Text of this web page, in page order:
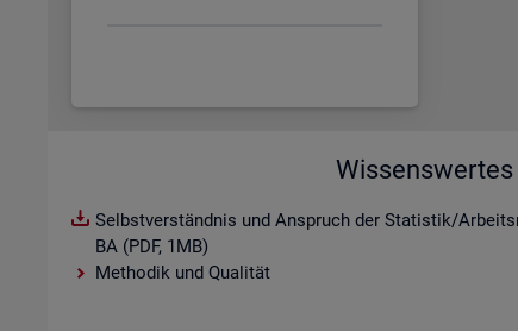
Wissenswertes
Selbstverständnis und Anspruch der Statistik/
BA (PDF, 1MB)
Methodik und Qualität